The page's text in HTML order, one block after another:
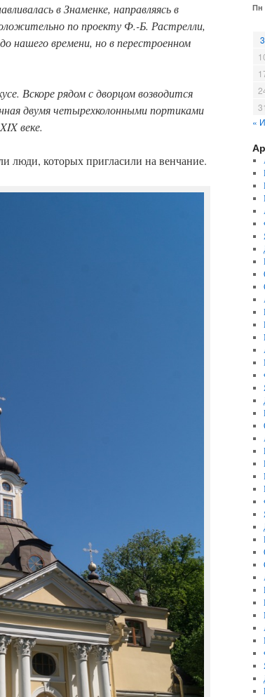
в Знаменке, направляясь в
по проекту Ф.-Б. Растрелли,
нашего времени, но в перестроенном
Вскоре рядом с дворцом возводится
двумя четырехколонными портиками
веке.
люди, которых пригласили на венчание.
Пн
«
3
31